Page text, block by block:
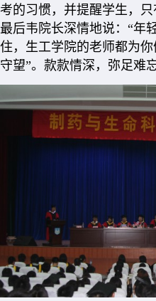
考的习惯，并提醒学生，只
最后韦院长深情地说：“年
住，生工学院的老师都为
守望”。款款情深，弥足难忘